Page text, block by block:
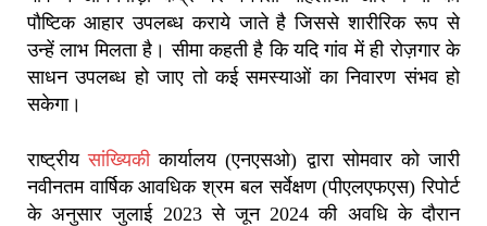
पौष्टिक आहार उपलब्ध कराये जाते है जिससे शारीरिक रूप से
उन्हें लाभ मिलता है। सीमा कहती है कि यदि गांव में ही रोज़गार के
साधन उपलब्ध हो जाए तो कई समस्याओं का निवारण संभव हो
सकेगा।
राष्ट्रीयसांख्यिकीकार्यालय (एनएसओ) द्वारा सोमवार को जारी
नवीनतम वार्षिक आवधिक श्रम बल सर्वेक्षण (पीएलएफएस) रिपोर्ट
के अनुसार जुलाई 2023 से जून 2024 की अवधि के दौरान